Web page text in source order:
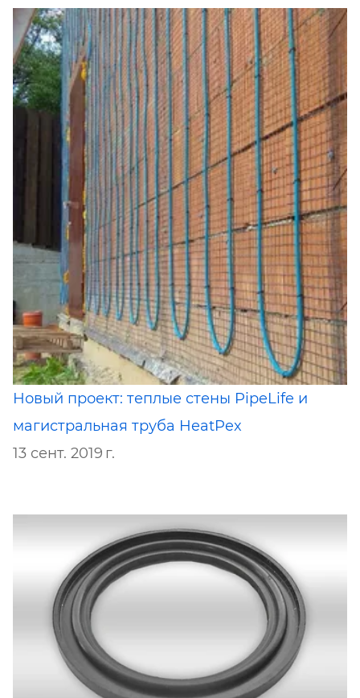
Новый проект: теплые стены PipeLife и
магистральная труба HeatPex
13 сент. 2019 г.